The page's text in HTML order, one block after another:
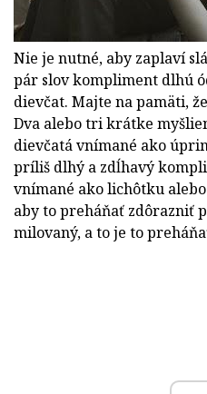
Nie je nutné, aby zaplaví
pár slov kompliment dlhú
dievčat. Majte na pamäti,
Dva alebo tri krátke
dievčatá vnímané ako
príliš dlhý a zdĺhavý
vnímané ako lichôtku
aby to preháňať zdôrazniť
milovaný, a to je to